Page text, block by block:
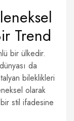
Trend
bir ülkedir.
da
bileklikleri
olarak
stil ifadesine